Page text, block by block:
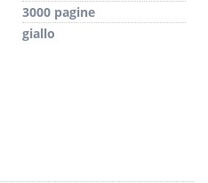
3000 pagine
giallo